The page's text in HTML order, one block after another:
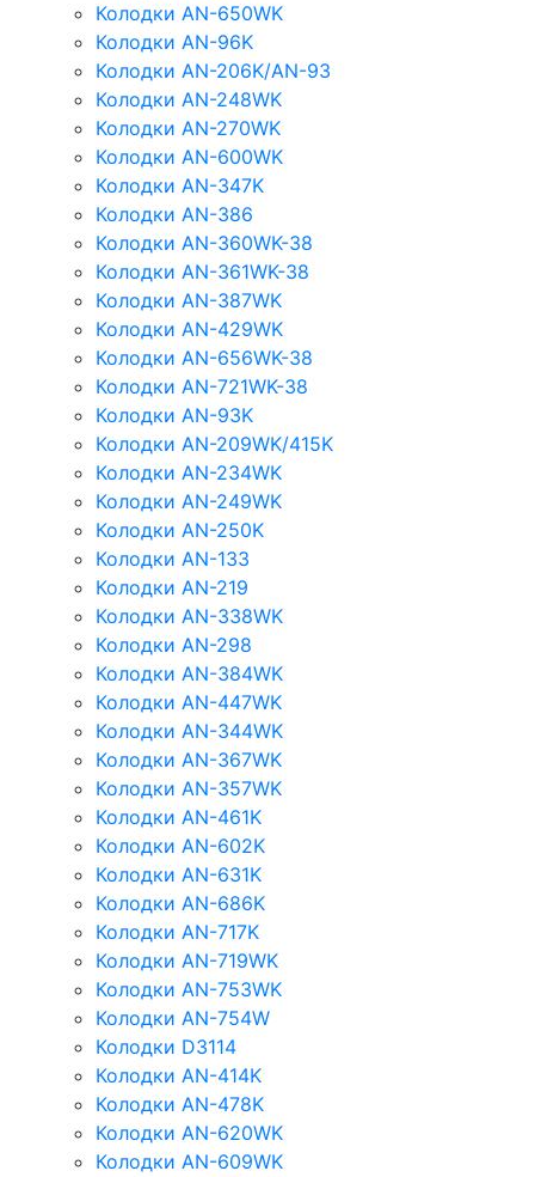
Колодки AN-650WK
Колодки AN-96K
Колодки AN-206K/AN-93
Колодки AN-248WK
Колодки AN-270WK
Колодки AN-600WK
Колодки AN-347K
Колодки AN-386
Колодки AN-360WK-38
Колодки AN-361WK-38
Колодки AN-387WK
Колодки AN-429WK
Колодки AN-656WK-38
Колодки AN-721WK-38
Колодки AN-93K
Колодки AN-209WK/415K
Колодки AN-234WK
Колодки AN-249WK
Колодки AN-250K
Колодки AN-133
Колодки AN-219
Колодки AN-338WK
Колодки AN-298
Колодки AN-384WK
Колодки AN-447WK
Колодки AN-344WK
Колодки AN-367WK
Колодки AN-357WK
Колодки AN-461K
Колодки AN-602K
Колодки AN-631K
Колодки AN-686K
Колодки AN-717K
Колодки AN-719WK
Колодки AN-753WK
Колодки AN-754W
Колодки D3114
Колодки AN-414K
Колодки AN-478K
Колодки AN-620WK
Колодки AN-609WK